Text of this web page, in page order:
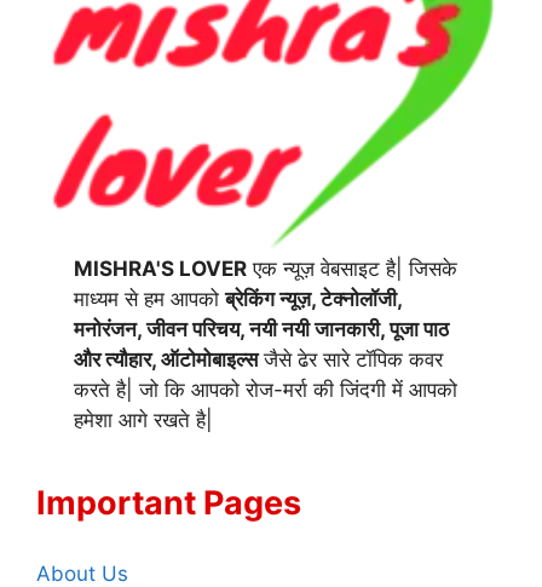
MISHRA'S LOVER एक न्यूज़ वेबसाइट है| जिसके
माध्यम से हम आपकोब्रेकिंग न्यूज़, टेक्नोलॉजी,
मनोरंजन, जीवन परिचय, नयी नयी जानकारी, पूजा पाठ
और त्यौहार, ऑटोमोबाइल्सजैसे ढेर सारे टॉपिक कवर
करते है| जो कि आपको रोज-मर्रा की जिंदगी में आपको
हमेशा आगे रखते है|
Important Pages
About Us